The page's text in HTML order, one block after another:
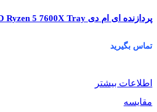
پردازنده ای ام دی AMD Ryzen 5 7600X Tray
تماس بگیرید
اطلاعات بیشتر
مقایسه